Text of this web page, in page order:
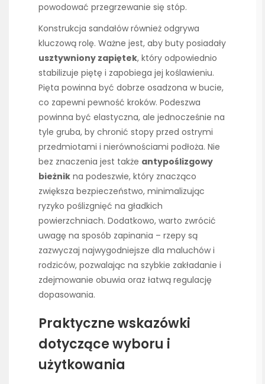
powodować przegrzewanie się stóp.
Konstrukcja sandałów również odgrywa
kluczową rolę. Ważne jest, aby buty posiadały
usztywniony zapiętek, który odpowiednio
stabilizuje piętę i zapobiega jej koślawieniu.
Pięta powinna być dobrze osadzona w bucie,
co zapewni pewność kroków. Podeszwa
powinna być elastyczna, ale jednocześnie na
tyle gruba, by chronić stopy przed ostrymi
przedmiotami i nierównościami podłoża. Nie
bez znaczenia jest także antypoślizgowy
bieżnik na podeszwie, który znacząco
zwiększa bezpieczeństwo, minimalizując
ryzyko poślizgnięć na gładkich
powierzchniach. Dodatkowo, warto zwrócić
uwagę na sposób zapinania – rzepy są
zazwyczaj najwygodniejsze dla maluchów i
rodziców, pozwalając na szybkie zakładanie i
zdejmowanie obuwia oraz łatwą regulację
dopasowania.
Praktyczne wskazówki
dotyczące wyboru i
użytkowania